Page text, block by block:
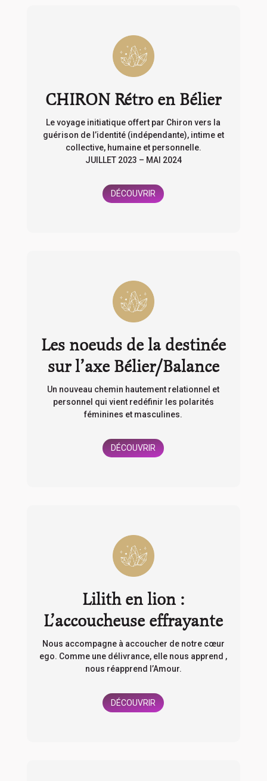
CHIRON Rétro en Bélier
Le voyage initiatique offert par Chiron vers la
guérison de l’identité (indépendante), intime et
collective, humaine et personnelle.
JUILLET 2023 – MAI 2024
DÉCOUVRIR
Les noeuds de la destinée
sur l’axe Bélier/Balance
Un nouveau chemin hautement relationnel et
personnel qui vient redéfinir les polarités
féminines et masculines.
DÉCOUVRIR
Lilith en lion :
L’accoucheuse effrayante
Nous accompagne à accoucher de notre cœur
ego. Comme une délivrance, elle nous apprend ,
nous réapprend l’Amour.
DÉCOUVRIR